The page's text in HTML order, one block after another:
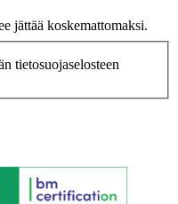
jättää koskemattomaksi.
tietosuojaselosteen